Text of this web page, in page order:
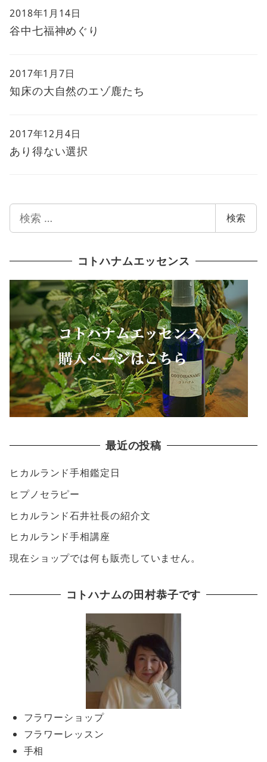
谷中七福神めぐり
2018年1月14日
知床の大自然のエゾ鹿たち
2017年1月7日
あり得ない選択
2017年12月4日
索
検索
コトハナムエッセンス
最近の投稿
ヒカルランド手相鑑定日
ヒプノセラピー
ヒカルランド石井社長の紹介文
ヒカルランド手相講座
現在ショップでは何も販売していません。
コトハナムの田村恭子です
フラワーショップ
フラワーレッスン
手相